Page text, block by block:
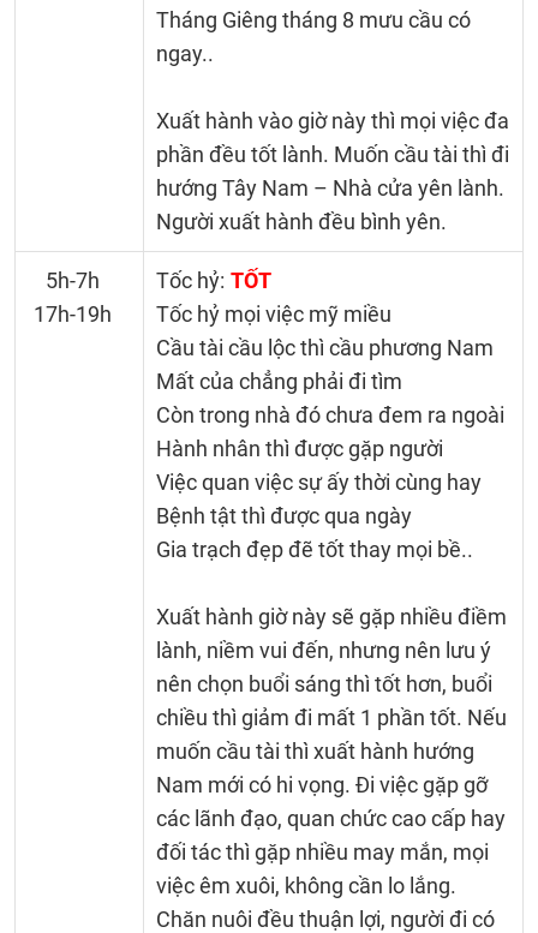
Tháng Giêng tháng 8 mưu cầu có
ngay..
Xuất hành vào giờ này thì mọi việc đa
phần đều tốt lành. Muốn cầu tài thì đi
hướng Tây Nam – Nhà cửa yên lành.
Người xuất hành đều bình yên.
5h-7h
17h-19h
Tốc hỷ: TỐT
Tốc hỷ mọi việc mỹ miều
Cầu tài cầu lộc thì cầu phương Nam
Mất của chẳng phải đi tìm
Còn trong nhà đó chưa đem ra ngoài
Hành nhân thì được gặp người
Việc quan việc sự ấy thời cùng hay
Bệnh tật thì được qua ngày
Gia trạch đẹp đẽ tốt thay mọi bề..
Xuất hành giờ này sẽ gặp nhiều điềm
lành, niềm vui đến, nhưng nên lưu ý
nên chọn buổi sáng thì tốt hơn, buổi
chiều thì giảm đi mất 1 phần tốt. Nếu
muốn cầu tài thì xuất hành hướng
Nam mới có hi vọng. Đi việc gặp gỡ
các lãnh đạo, quan chức cao cấp hay
đối tác thì gặp nhiều may mắn, mọi
việc êm xuôi, không cần lo lắng.
Chăn nuôi đều thuận lợi, người đi có